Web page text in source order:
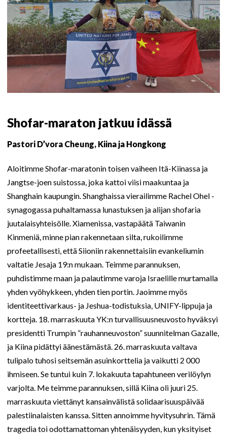
Shofar-maraton jatkuu idässä
Pastori D’vora Cheung, Kiina ja Hongkong
Aloitimme Shofar-maratonin toisen vaiheen Itä-Kiinassa ja
Jangtse-joen suistossa, joka kattoi viisi maakuntaa ja
Shanghain kaupungin. Shanghaissa vierailimme Rachel Ohel -
synagogassa puhaltamassa lunastuksen ja alijan shofaria
juutalaisyhteisölle. Xiamenissa, vastapäätä Taiwanin
Kinmeniä, minne pian rakennetaan silta, rukoilimme
profeetallisesti, että Siioniin rakennettaisiin evankeliumin
valtatie Jesaja 19:n mukaan. Teimme parannuksen,
puhdistimme maan ja palautimme varoja Israelille murtamalla
yhden vyöhykkeen, yhden tien portin. Jaoimme myös
identiteettivarkaus- ja Jeshua-todistuksia, UNIFY-lippuja ja
kortteja. 18. marraskuuta YK:n turvallisuusneuvosto hyväksyi
presidentti Trumpin ”rauhanneuvoston” suunnitelman Gazalle,
ja Kiina pidättyi äänestämästä. 26. marraskuuta valtava
tulipalo tuhosi seitsemän asuinkorttelia ja vaikutti 2 000
ihmiseen. Se tuntui kuin 7. lokakuuta tapahtuneen verilöylyn
varjolta. Me teimme parannuksen, sillä Kiina oli juuri 25.
marraskuuta viettänyt kansainvälistä solidaarisuuspäivää
palestiinalaisten kanssa. Sitten annoimme hyvitysuhrin. Tämä
tragedia toi odottamattoman yhtenäisyyden, kun yksityiset